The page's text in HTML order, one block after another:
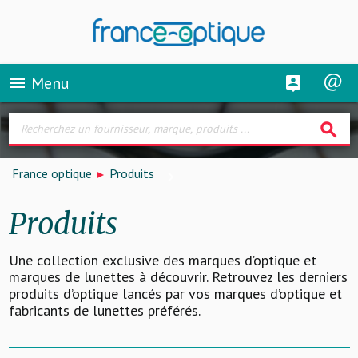
menu Menu
search
France optique Produits
Produits
Une collection exclusive des marques d’optique et
marques de lunettes à découvrir. Retrouvez les derniers
produits d’optique lancés par vos marques d’optique et
fabricants de lunettes préférés.